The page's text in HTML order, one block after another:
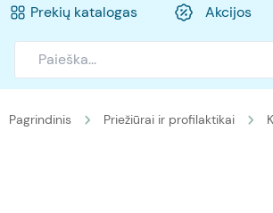
Prekių katalogas Akcijos
Pagrindinis Priežiūrai ir profilaktikai